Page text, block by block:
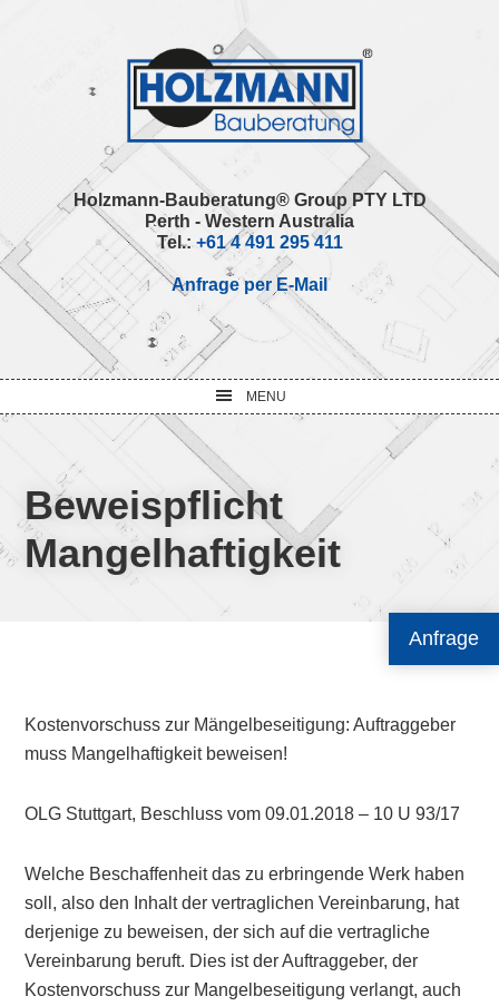
Anfrage
Holzmann-Bauberatung® Group PTY LTD
Perth - Western Australia
Tel.: +61 4 491 295 411
Anfrage per E-Mail
MENU
Beweispflicht
Mangelhaftigkeit
Kostenvorschuss zur Mängelbeseitigung: Auftraggeber
muss Mangelhaftigkeit beweisen!
OLG Stuttgart, Beschluss vom 09.01.2018 – 10 U 93/17
Welche Beschaffenheit das zu erbringende Werk haben
soll, also den Inhalt der vertraglichen Vereinbarung, hat
derjenige zu beweisen, der sich auf die vertragliche
Vereinbarung beruft. Dies ist der Auftraggeber, der
Kostenvorschuss zur Mangelbeseitigung verlangt, auch